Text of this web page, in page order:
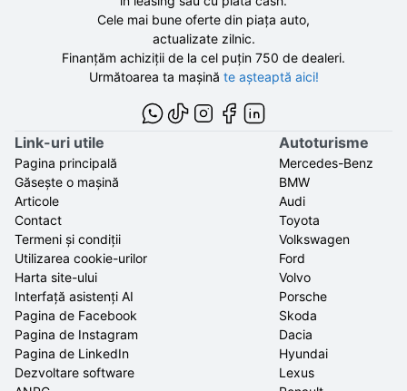
Cele mai bune oferte din piața auto,
actualizate zilnic.
Finanțăm achiziții de la cel puțin 750 de dealeri.
Următoarea ta mașină te așteaptă aici!
Link-uri utile
Pagina principală
Găsește o mașină
Articole
Contact
Termeni și condiții
Utilizarea cookie-urilor
Harta site-ului
Interfață asistenți AI
Pagina de Facebook
Pagina de Instagram
Pagina de LinkedIn
Dezvoltare software
Autoturisme
Mercedes-Benz
BMW
Audi
Toyota
Volkswagen
Ford
Volvo
Porsche
Skoda
Dacia
Hyundai
Lexus